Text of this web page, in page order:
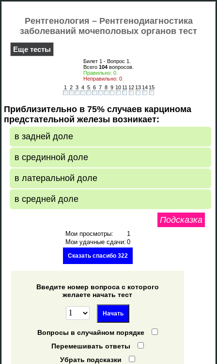
Рентгенология – Рентгенодиагностика
заболеваний мочеполовых органов тест
Еще тесты
Билет 1 - Вопрос 1
Всего 104 вопросов.
Правильно: 0
Неправильно: 0
1
2 3 4 5 6 7 8 9 10 11 12 13 14 15
Приблизительно в 75% случаев карцинома
предстательной железы возникает:
в задней доле
в срединной доле
в латеральной доле
в средней доле
Подсказка
Мои просмотры:
1
Мои удачные сдачи: 0
Сказать спасибо 322
Введите номер вопроса с которого
желаете начать тест
Вопросы в случайном порядке
Перемешивать ответы
Убрать подсказки